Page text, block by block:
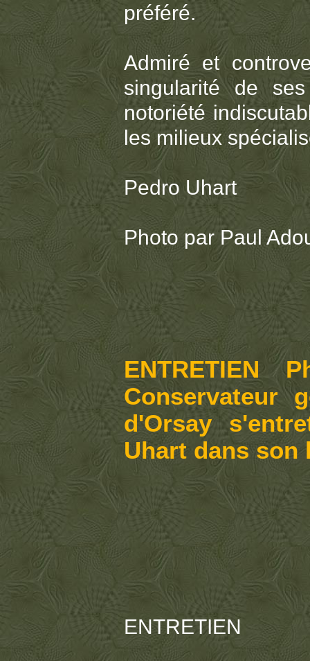
préféré.
Admiré et
singularité de
notoriété
les milieux
Pedro Uhart
Photo par Paul
ENTRETIEN
Conservateur
d'Orsay
Uhart dans son
ENTRETIEN